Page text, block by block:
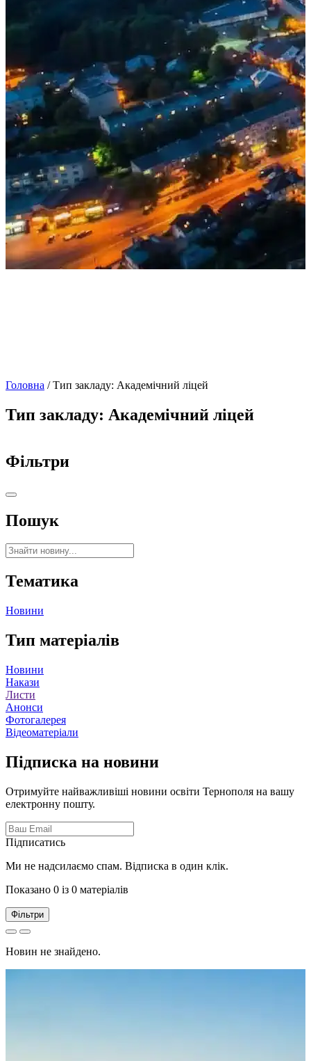
Головна / Тип закладу: Академічний ліцей
Тип закладу: Академічний ліцей
Фільтри
Пошук
Тематика
Новини
Тип матеріалів
Новини
Накази
Листи
Анонси
Фотогалерея
Відеоматеріали
Підписка на новини
Отримуйте найважливіші новини освіти Тернополя на вашу
електронну пошту.
Підписатись
Ми не надсилаємо спам. Відписка в один клік.
Показано 0 із 0 матеріалів
Фільтри
Новин не знайдено.